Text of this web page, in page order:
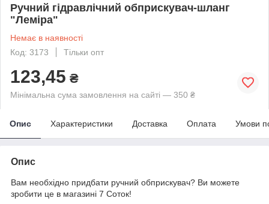
Ручний гідравлічний обприскувач-шланг
"Леміра"
Немає в наявності
Код: 3173
Тільки опт
123,45 ₴
Мінімальна сума замовлення на сайті — 350 ₴
Опис Характеристики Доставка Оплата Умови
Опис
Вам необхідно придбати ручний обприскувач? Ви можете
зробити це в магазині 7 Соток!